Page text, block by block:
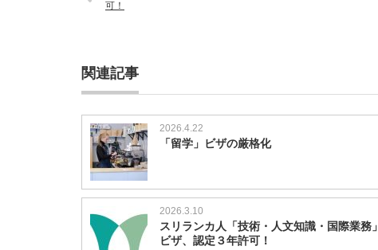
可！
関連記事
2026.4.22
「留学」ビザの厳格化
2026.3.10
スリランカ人「技術・人文知識・国際業務」
ビザ、認定３年許可！